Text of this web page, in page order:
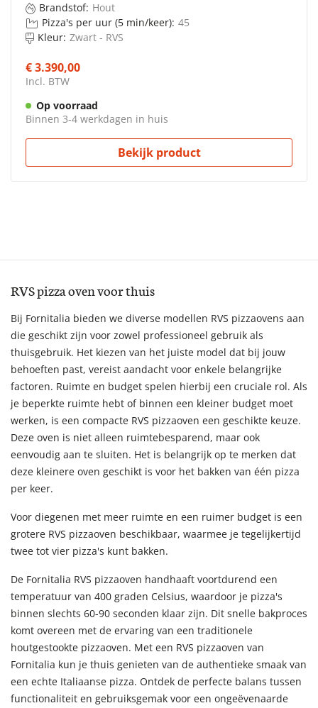
Brandstof: Hout
Pizza's per uur (5 min/keer): 45
Kleur: Zwart - RVS
€ 3.390,00
Incl. BTW
Op voorraad
Binnen 3-4 werkdagen in huis
Bekijk product
RVS pizza oven voor thuis
Bij Fornitalia bieden we diverse modellen RVS pizzaovens aan
die geschikt zijn voor zowel professioneel gebruik als
thuisgebruik. Het kiezen van het juiste model dat bij jouw
behoeften past, vereist aandacht voor enkele belangrijke
factoren. Ruimte en budget spelen hierbij een cruciale rol. Als
je beperkte ruimte hebt of binnen een kleiner budget moet
werken, is een compacte RVS pizzaoven een geschikte keuze.
Deze oven is niet alleen ruimtebesparend, maar ook
eenvoudig aan te sluiten. Het is belangrijk op te merken dat
deze kleinere oven geschikt is voor het bakken van één pizza
per keer.
Voor diegenen met meer ruimte en een ruimer budget is een
grotere RVS pizzaoven beschikbaar, waarmee je tegelijkertijd
twee tot vier pizza's kunt bakken.
De Fornitalia RVS pizzaoven handhaaft voortdurend een
temperatuur van 400 graden Celsius, waardoor je pizza's
binnen slechts 60-90 seconden klaar zijn. Dit snelle bakproces
komt overeen met de ervaring van een traditionele
houtgestookte pizzaoven. Met een RVS pizzaoven van
Fornitalia kun je thuis genieten van de authentieke smaak van
een echte Italiaanse pizza. Ontdek de perfecte balans tussen
functionaliteit en gebruiksgemak voor een ongeëvenaarde